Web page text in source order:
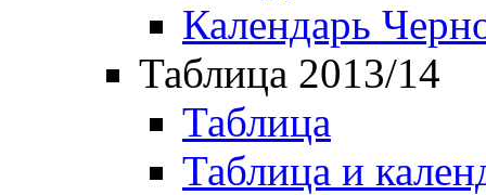
Календарь
Таблица 2013/14
Таблица
Таблица и